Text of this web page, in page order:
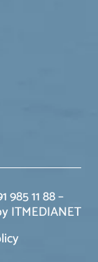
985 11 88 –
ITMEDIANET